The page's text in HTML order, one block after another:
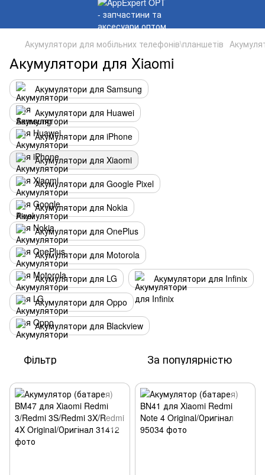
Акумулятори для мобільних телефонів\планшетів
Акумулятори для Xiaomi
Акумулятори для Samsung
Акумулятори для Huawei
Акумулятори для iPhone
Акумулятори для Xiaomi
Акумулятори для Google Pixel
Акумулятори для Nokia
Акумулятори для OnePlus
Акумулятори для Motorola
Акумулятори для LG
Акумулятори для Infinix
Акумулятори для Oppo
Акумулятори для Blackview
Фільтр За популярністю